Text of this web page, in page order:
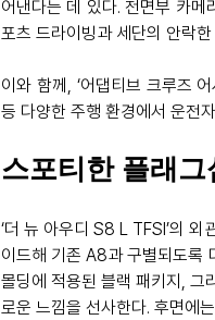
어낸다는 데 있다. 전면부 카
포츠 드라이빙과 세단의 안락
이와 함께, ‘어댑티브 크루즈 어
등 다양한 주행 환경에서 운전
스포티한 플래
‘더 뉴 아우디 S8 L TFSI’의 외
이드해 기존 A8과 구별되도록
몰딩에 적용된 블랙 패키지, 그
로운 느낌을 선사한다. 후면에